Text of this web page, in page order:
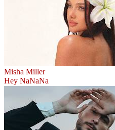
Misha Miller
Hey NaNaNa